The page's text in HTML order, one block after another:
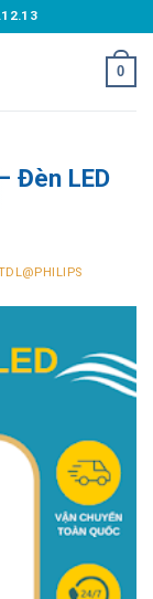
0
Đèn LED